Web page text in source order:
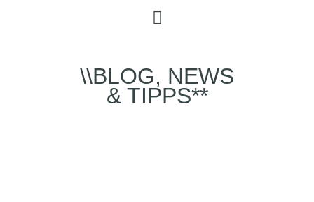
\\BLOG, NEWS
& TIPPS**